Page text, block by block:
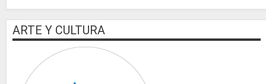
ARTE Y CULTURA